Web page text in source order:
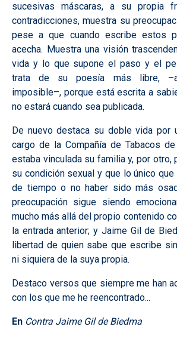
sucesivas máscaras, a su propia
contradicciones, muestra su
pese a que cuando escribe estos
acecha. Muestra una visión
vida y lo que supone el paso y el
trata de su poesía más libre,
imposible–, porque está escrita a
no estará cuando sea publicada.
De nuevo destaca su doble vida por
cargo de la Compañía de Tabacos
estaba vinculada su familia y, por otro,
su condición sexual y que lo único
de tiempo o no haber sido más
preocupación sigue siendo
mucho más allá del propio contenido
la entrada anterior; y Jaime Gil de
libertad de quien sabe que escribe
ni siquiera de la suya propia.
Destaco versos que siempre me han
con los que me he reencontrado...
En Contra Jaime Gil de Biedma